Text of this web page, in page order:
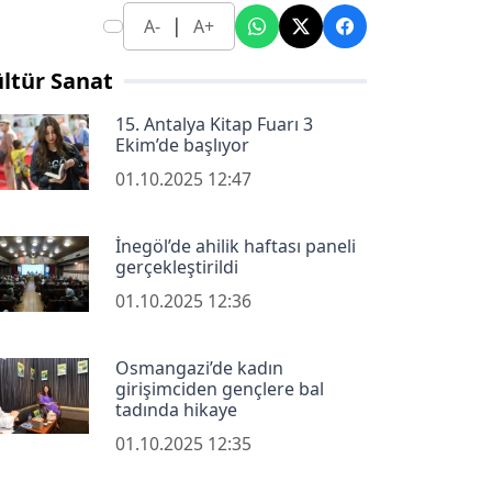
A- | A+
Sanat
15. Antalya Kitap Fuarı 3
Ekim’de başlıyor
01.10.2025 12:47
İnegöl’de ahilik haftası paneli
gerçekleştirildi
01.10.2025 12:36
Osmangazi’de kadın
girişimciden gençlere bal
tadında hikaye
01.10.2025 12:35